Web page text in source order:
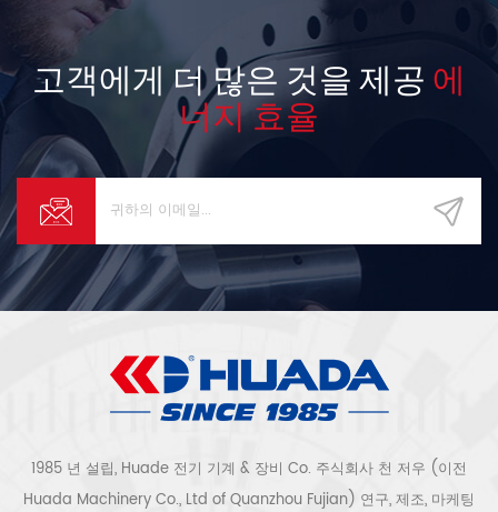
고객에게 더 많은 것을 제공 에
너지 효율
1985 년 설립, Huade 전기 기계 & 장비 Co. 주식회사 천 저우 (이전
Huada Machinery Co., Ltd of Quanzhou Fujian) 연구, 제조, 마케팅